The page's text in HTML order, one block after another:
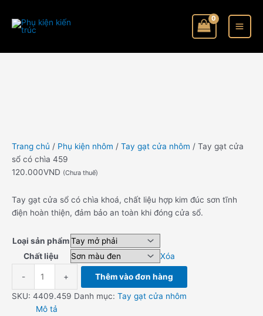
Trang chủ / Phụ kiện nhôm / Tay gạt cửa nhôm / Tay gạt cửa
sổ có chìa 459
120.000VND (Chưa thuế)
Tay gạt cửa sổ có chìa khoá, chất liệu hợp kim đúc sơn tĩnh
điện hoàn thiện, đảm bảo an toàn khi đóng cửa sổ.
Loại sản phẩm
Chất liệu
Xóa
-
gạt
cửa
+ Thêm vào đơn hàng
SKU: 4409.459 Danh mục: Tay gạt cửa nhôm
Mô tả